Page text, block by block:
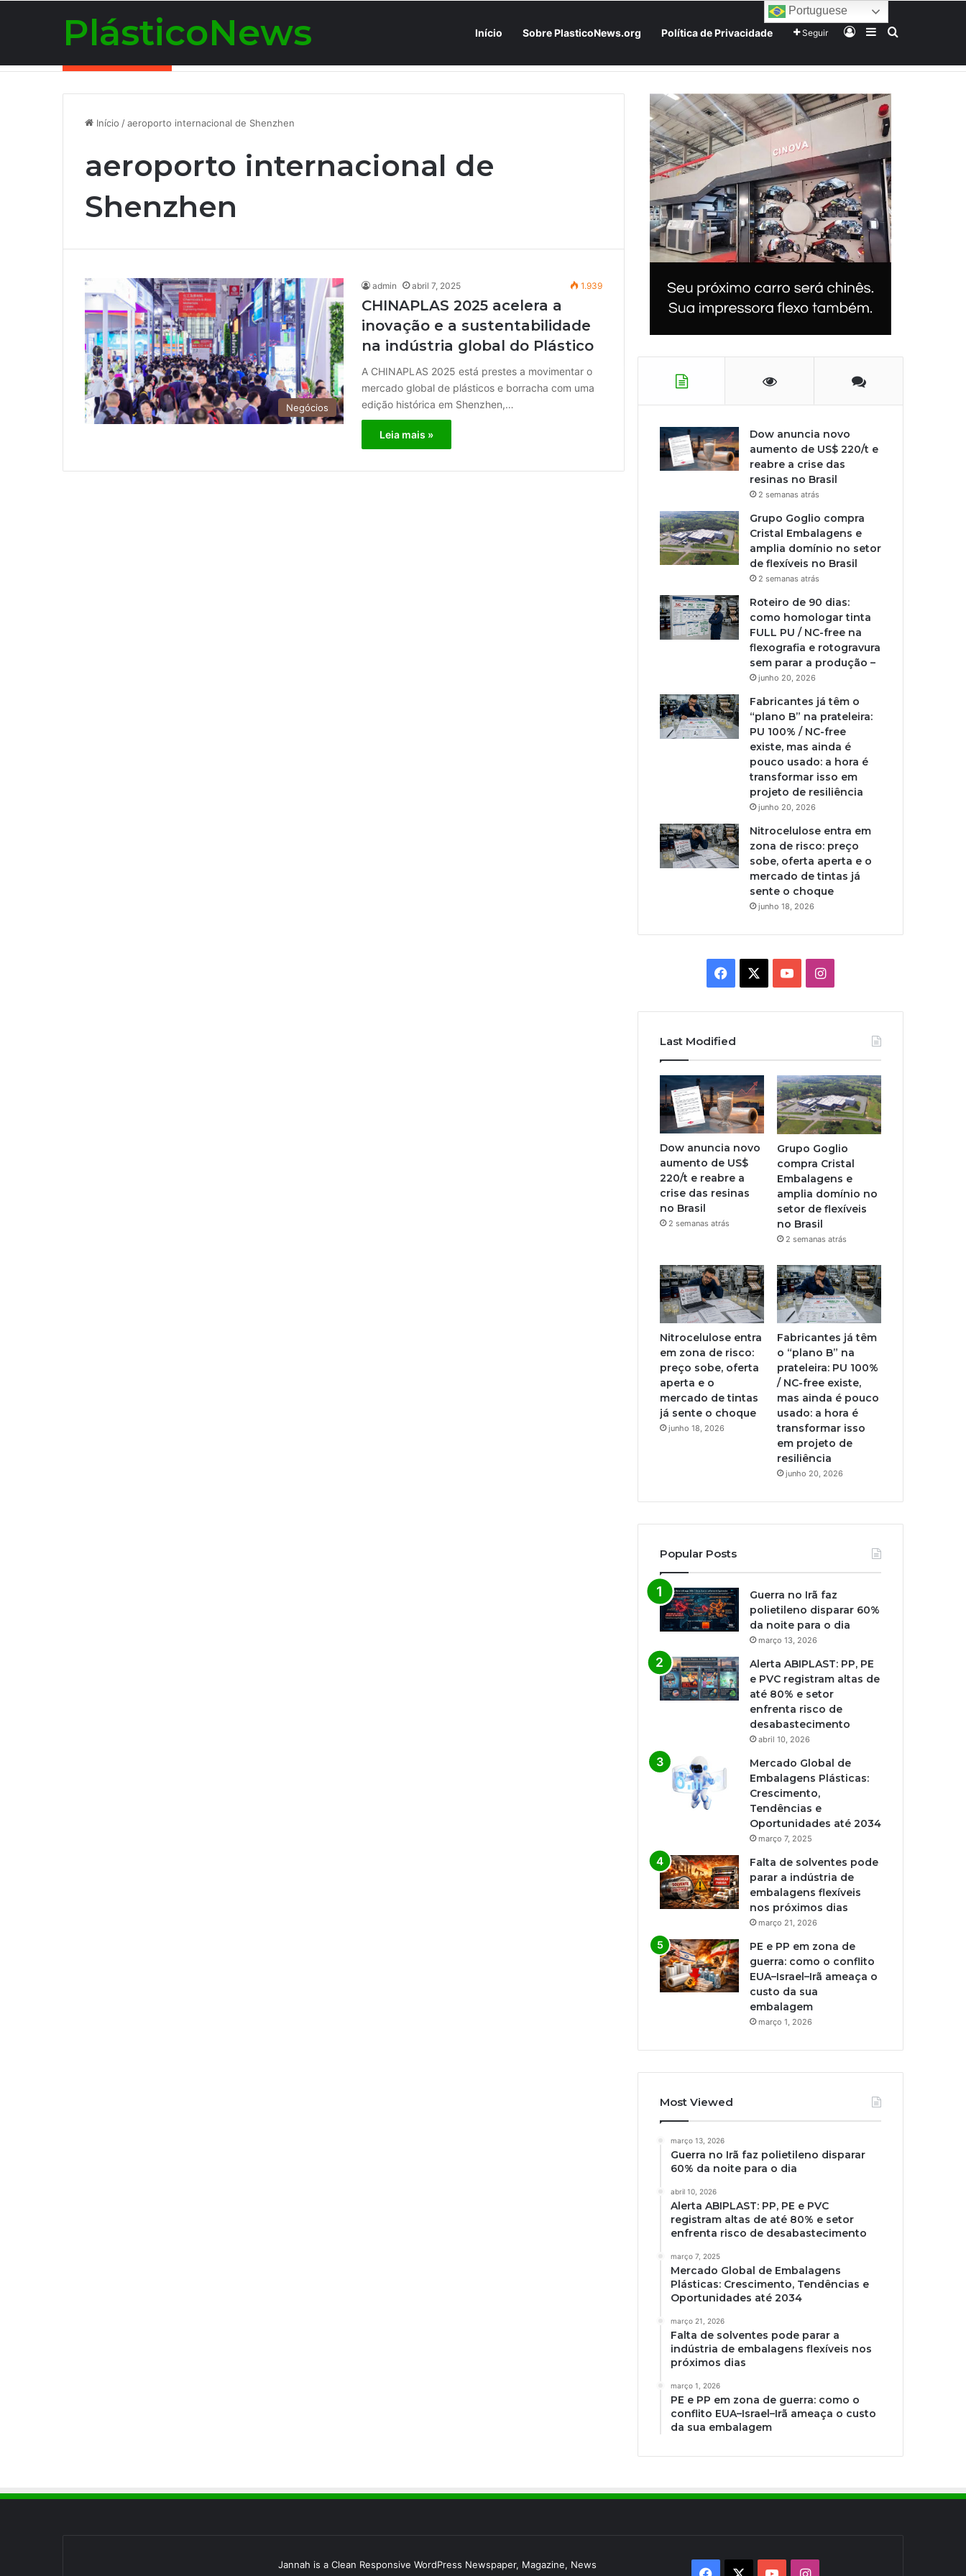
PlásticoNews Início Sobre PlasticoNews.org Política de Privacidade Seguir EntrarBarra Lateral
Procurar por
Início /aeroporto internacional de Shenzhen
aeroporto internacional de
Shenzhen
Negócios
admin abril 7, 2025 1.939
CHINAPLAS 2025 acelera a
inovação e a sustentabilidade
na indústria global do Plástico
A CHINAPLAS 2025 está prestes a movimentar o
mercado global de plásticos e borracha com uma
edição histórica em Shenzhen,…
Leia mais »
Dow anuncia novo
aumento de US$ 220/t e
reabre a crise das
resinas no Brasil
2 semanas atrás
Grupo Goglio compra
Cristal Embalagens e
amplia domínio no setor
de flexíveis no Brasil
2 semanas atrás
Roteiro de 90 dias:
como homologar tinta
FULL PU / NC-free na
flexografia e rotogravura
sem parar a produção –
junho 20, 2026
Fabricantes já têm o
“plano B” na prateleira:
PU 100% / NC-free
existe, mas ainda é
pouco usado: a hora é
transformar isso em
projeto de resiliência
junho 20, 2026
Nitrocelulose entra em
zona de risco: preço
sobe, oferta aperta e o
mercado de tintas já
sente o choque
junho 18, 2026
Facebook YouTubeInstagram
Last Modified
Dow anuncia novo
aumento de US$
220/t e reabre a
crise das resinas
no Brasil
2 semanas atrás
Grupo Goglio
compra Cristal
Embalagens e
amplia domínio no
setor de flexíveis
no Brasil
2 semanas atrás
Nitrocelulose entra
em zona de risco:
preço sobe, oferta
aperta e o
mercado de tintas
já sente o choque
junho 18, 2026
Fabricantes já têm
o “plano B” na
prateleira: PU 100%
/ NC-free existe,
mas ainda é pouco
usado: a hora é
transformar isso
em projeto de
resiliência
junho 20, 2026
Popular Posts
Guerra no Irã faz
polietileno disparar 60%
da noite para o dia
março 13, 2026
Alerta ABIPLAST: PP, PE
e PVC registram altas de
até 80% e setor
enfrenta risco de
desabastecimento
abril 10, 2026
Mercado Global de
Embalagens Plásticas:
Crescimento,
Tendências e
Oportunidades até 2034
março 7, 2025
Falta de solventes pode
parar a indústria de
embalagens flexíveis
nos próximos dias
março 21, 2026
PE e PP em zona de
guerra: como o conflito
EUA–Israel–Irã ameaça o
custo da sua
embalagem
março 1, 2026
Most Viewed
março 13, 2026
Guerra no Irã faz polietileno disparar
60% da noite para o dia
abril 10, 2026
Alerta ABIPLAST: PP, PE e PVC
registram altas de até 80% e setor
enfrenta risco de desabastecimento
março 7, 2025
Mercado Global de Embalagens
Plásticas: Crescimento, Tendências e
Oportunidades até 2034
março 21, 2026
Falta de solventes pode parar a
indústria de embalagens flexíveis nos
próximos dias
março 1, 2026
PE e PP em zona de guerra: como o
conflito EUA–Israel–Irã ameaça o custo
da sua embalagem
Jannah is a Clean Responsive WordPress Newspaper, Magazine, News
Facebook YouTubeInstagram
Portuguese